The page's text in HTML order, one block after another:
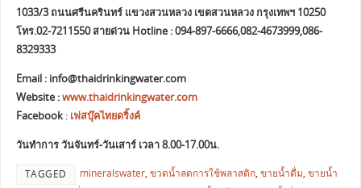
1033/3 ถนนศรีนครินทร์ แขวงสวนหลวง เขตสวนหลวง กรุงเทพฯ 10250
โทร.02-7211550 สายด่วน Hotline : 094-897-6666,082-4673999,086-
8329333
Email : info@thaidrinkingwater.com
Website :www.thaidrinkingwater.com
Facebook: เฟสบุ๊คไทยดริ้งค์
วันทำการ วันจันทร์-วันเสาร์ เวลา 8.00-17.00น.
TAGGED mineralswater, ขวดน้ำลดการใช้พลาสติก, ขายน้ำดื่ม, ขายน้ำ